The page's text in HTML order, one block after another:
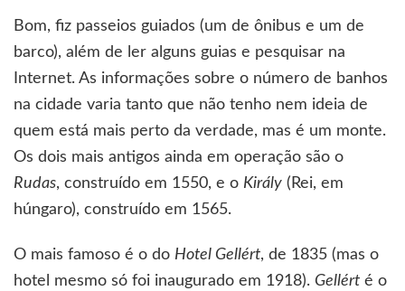
Bom, fiz passeios guiados (um de ônibus e um de
barco), além de ler alguns guias e pesquisar na
Internet. As informações sobre o número de banhos
na cidade varia tanto que não tenho nem ideia de
quem está mais perto da verdade, mas é um monte.
Os dois mais antigos ainda em operação são o
Rudas, construído em 1550, e o Király (Rei, em
húngaro), construído em 1565.
O mais famoso é o do Hotel Gellért, de 1835 (mas o
hotel mesmo só foi inaugurado em 1918). Gellért é o